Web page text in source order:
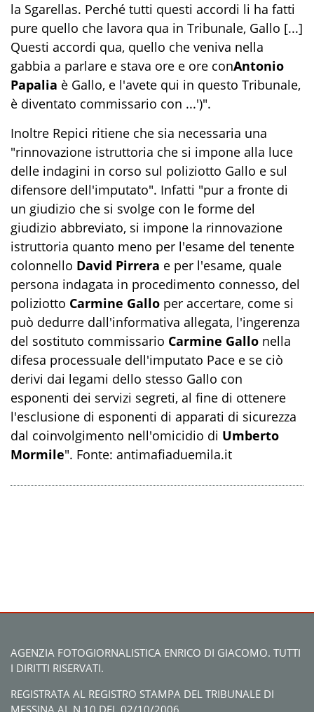
la Sgarellas. Perché tutti questi accordi li ha fatti
pure quello che lavora qua in Tribunale, Gallo [...]
Questi accordi qua, quello che veniva nella
gabbia a parlare e stava ore e ore conAntonio
Papalia è Gallo, e l'avete qui in questo Tribunale,
è diventato commissario con ...')".
Inoltre Repici ritiene che sia necessaria una
"rinnovazione istruttoria che si impone alla luce
delle indagini in corso sul poliziotto Gallo e sul
difensore dell'imputato". Infatti "pur a fronte di
un giudizio che si svolge con le forme del
giudizio abbreviato, si impone la rinnovazione
istruttoria quanto meno per l'esame del tenente
colonnello David Pirrera e per l'esame, quale
persona indagata in procedimento connesso, del
poliziotto Carmine Gallo per accertare, come si
può dedurre dall'informativa allegata, l'ingerenza
del sostituto commissario Carmine Gallo nella
difesa processuale dell'imputato Pace e se ciò
derivi dai legami dello stesso Gallo con
esponenti dei servizi segreti, al fine di ottenere
l'esclusione di esponenti di apparati di sicurezza
dal coinvolgimento nell'omicidio di Umberto
Mormile". Fonte: antimafiaduemila.it
AGENZIA FOTOGIORNALISTICA ENRICO DI GIACOMO. TUTTI
I DIRITTI RISERVATI.
REGISTRATA AL REGISTRO STAMPA DEL TRIBUNALE DI